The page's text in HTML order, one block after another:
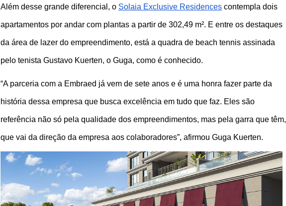
Além desse grande diferencial, o Solaia Exclusive Residences contempla dois
apartamentos por andar com plantas a partir de 302,49 m². E entre os destaques
da área de lazer do empreendimento, está a quadra de beach tennis assinada
pelo tenista Gustavo Kuerten, o Guga, como é conhecido.
“A parceria com a Embraed já vem de sete anos e é uma honra fazer parte da
história dessa empresa que busca excelência em tudo que faz. Eles são
referência não só pela qualidade dos empreendimentos, mas pela garra que têm,
que vai da direção da empresa aos colaboradores”, afirmou Guga Kuerten.